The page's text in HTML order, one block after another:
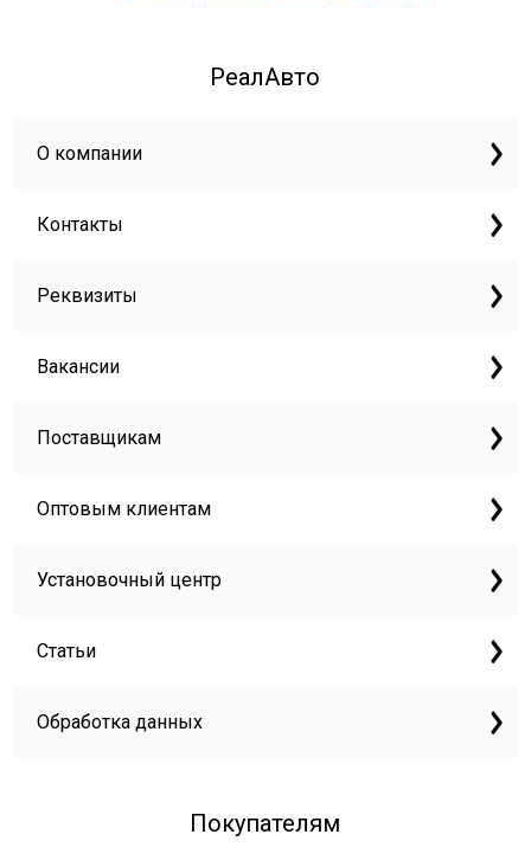
РеалАвто
О компании
Контакты
Реквизиты
Вакансии
Поставщикам
Оптовым клиентам
Установочный центр
Статьи
Обработка данных
Покупателям